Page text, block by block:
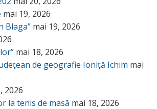
mai 19, 2026
Blaga” mai 19, 2026
mai 18, 2026
de geografie Ioniță Ichim mai
2026
la tenis de masă mai 18, 2026